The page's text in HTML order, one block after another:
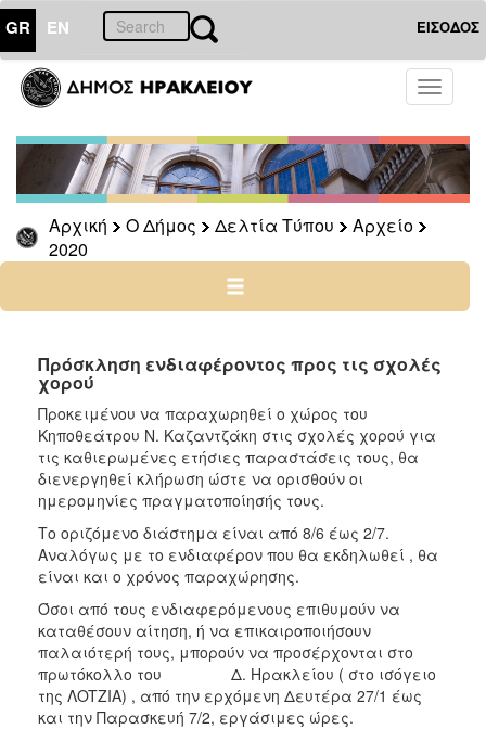
GR EN ΕΙΣΟΔΟΣ
Toggle
Αρχική Ο Δήμος Δελτία Τύπου
Αρχείο
2020
ΔΗΜΟΣ
Δελτία
Τύπου
Αρχείο
2026
2025
2022
2021
2020
2019
2018
2016
2015
2013
2012
2011
2010
Πρόσκληση ενδιαφέροντος προς τις σχολές
χορού
Προκειμένου να παραχωρηθεί ο χώρος του
Κηποθεάτρου Ν. Καζαντζάκη στις σχολές χορού για
τις καθιερωμένες ετήσιες παραστάσεις τους, θα
διενεργηθεί κλήρωση ώστε να ορισθούν οι
ημερομηνίες πραγματοποίησής τους.
Το οριζόμενο διάστημα είναι από 8/6 έως 2/7.
Αναλόγως με το ενδιαφέρον που θα εκδηλωθεί , θα
είναι και ο χρόνος παραχώρησης.
Όσοι από τους ενδιαφερόμενους επιθυμούν να
καταθέσουν αίτηση, ή να επικαιροποιήσουν
παλαιότερή τους, μπορούν να προσέρχονται στο
πρωτόκολλο του Δ. Ηρακλείου ( στο ισόγειο
της ΛOTZIA) , από την ερχόμενη Δευτέρα 27/1 έως
και την Παρασκευή 7/2, εργάσιμες ώρες.